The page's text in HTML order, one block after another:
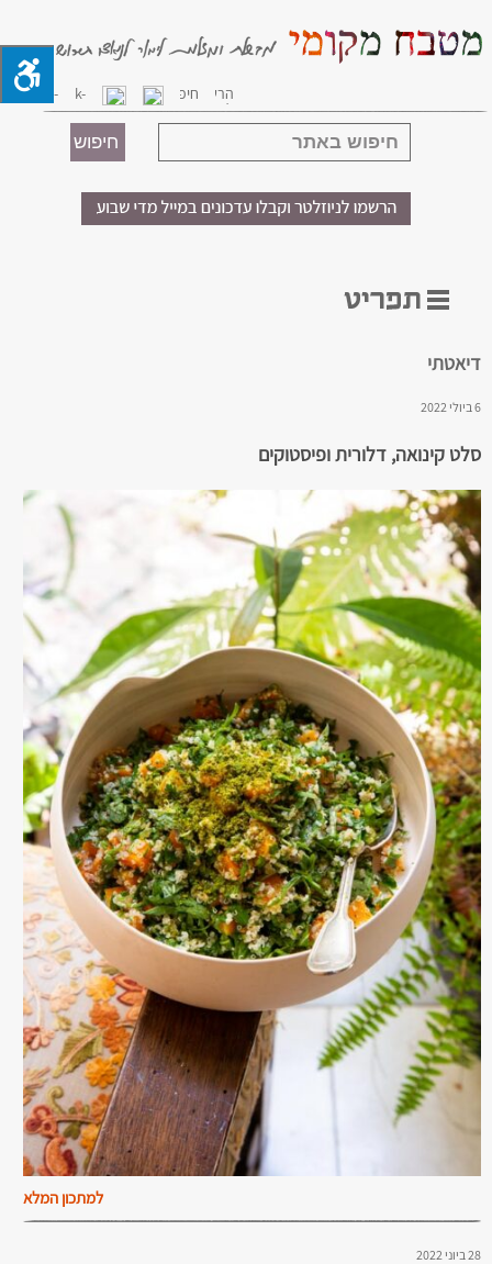
דיאטתי
6 ביולי 2022
סלט קינואה, דלורית ופיסטוקים
למתכון המלא
28 ביוני 2022